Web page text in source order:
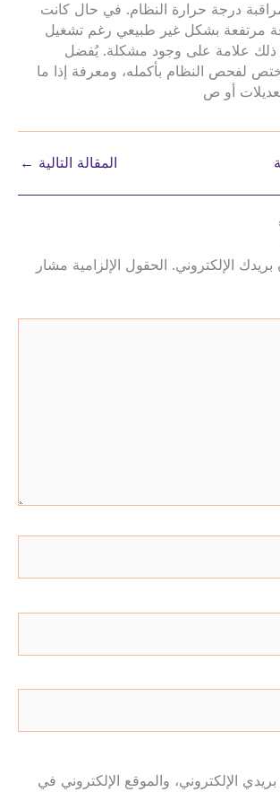
درجة حرارة النظام. في حال كانت
مرتفعة بشكل غير طبيعي رغم تشغيل
ذلك علامة على وجود مشكلة. يُفضل
لفحص النظام بأكمله، ومعرفة إذا ما
أو ص
المقالة التالية ←
الإلكتروني.
الحقول الإلزامية مشار
الإلكتروني، والموقع الإلكتروني في